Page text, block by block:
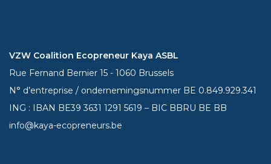
VZW Coalition Ecopreneur Kaya ASBL
Rue Fernand Bernier 15 - 1060 Brussels
N° d’entreprise / ondernemingsnummer BE 0.849.929.341
ING : IBAN BE393631 1291 5619 – BIC BBRU BE BB
info@kaya-ecopreneurs.be